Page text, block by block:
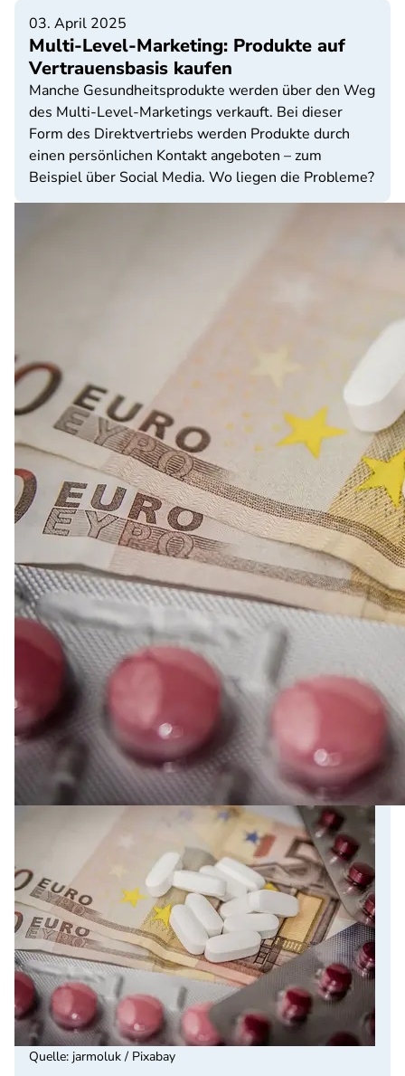
03. April 2025
Multi-Level-Marketing: Produkte auf
Vertrauensbasis kaufen
Manche Gesundheitsprodukte werden über den Weg
des Multi-Level-Marketings verkauft. Bei dieser
Form des Direktvertriebs werden Produkte durch
einen persönlichen Kontakt angeboten – zum
Beispiel über Social Media. Wo liegen die Probleme?
Quelle: jarmoluk / Pixabay